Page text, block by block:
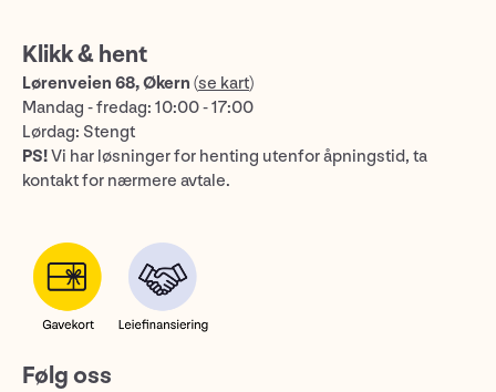
Klikk & hent
Lørenveien 68, Økern (se kart)
Mandag - fredag: 10:00 - 17:00
Lørdag: Stengt
PS!Vi har løsninger for henting utenfor åpningstid, ta
kontakt for nærmere avtale.
Følg oss